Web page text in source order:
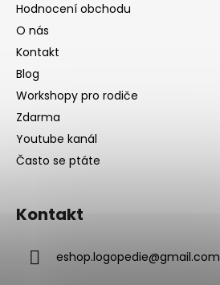
Hodnocení obchodu
O nás
Kontakt
Blog
Workshopy pro rodiče
Zdarma
Youtube kanál
Často se ptáte
Kontakt
eshop.logopedie@gmail.com